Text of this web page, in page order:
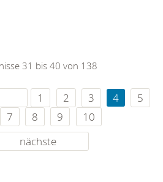
31 bis 40 von 138
1 2 3 4
5
7 8 9
10
nächste